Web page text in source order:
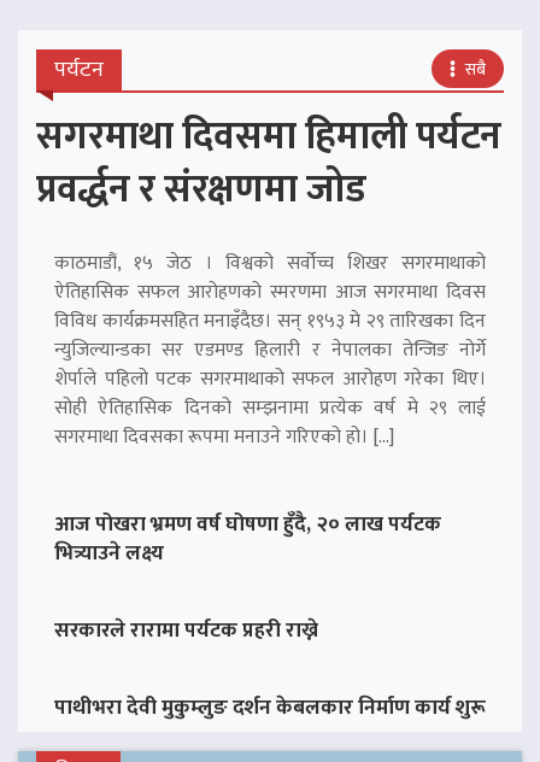
पर्यटन सबै
सगरमाथा दिवसमा हिमाली पर्यटन
प्रवर्द्धन र संरक्षणमा जोड
काठमाडौं, १५ जेठ । विश्वको सर्वोच्च शिखर सगरमाथाको
ऐतिहासिक सफल आरोहणको स्मरणमा आज सगरमाथा दिवस
विविध कार्यक्रमसहित मनाइँदैछ। सन् १९५३ मे २९ तारिखका दिन
न्युजिल्यान्डका सर एडमण्ड हिलारी र नेपालका तेन्जिङ नोर्गे
शेर्पाले पहिलो पटक सगरमाथाको सफल आरोहण गरेका थिए।
सोही ऐतिहासिक दिनको सम्झनामा प्रत्येक वर्ष मे २९ लाई
सगरमाथा दिवसका रूपमा मनाउने गरिएको हो। […]
आज पोखरा भ्रमण वर्ष घोषणा हुँदै, २० लाख पर्यटक
भित्र्याउने लक्ष्य
सरकारले रारामा पर्यटक प्रहरी राख्ने
पाथीभरा देवी मुकुम्लुङ दर्शन केबलकार निर्माण कार्य शुरू